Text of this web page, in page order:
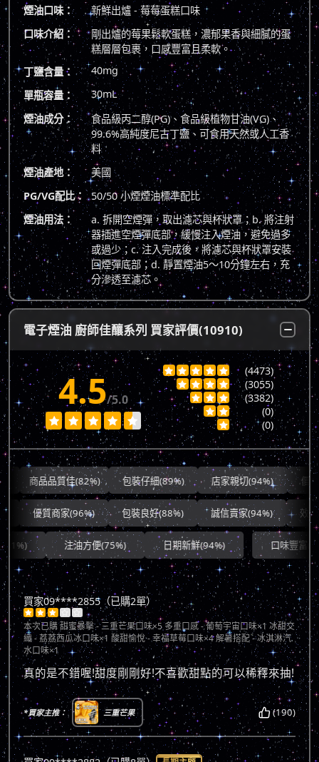
煙油口味：
新鮮出爐 - 莓莓蛋糕口味
口味介紹：
剛出爐的莓果鬆軟蛋糕，濃郁果香與細膩的蛋
糕層層包裹，口感豐富且柔軟。
丁鹽含量：
40mg
單瓶容量：
30mL
煙油成分：
食品級丙二醇(PG)、食品級植物甘油(VG)、
99.6%高純度尼古丁鹽、可食用天然或人工香
料
煙油產地：
美國
PG/VG配比：
50/50 小煙煙油標準配比
煙油用法：
a. 拆開空煙彈，取出濾芯與杯狀罩；b. 將注射
器插進空煙彈底部，緩慢注入煙油，避免過多
或過少；c. 注入完成後，將濾芯與杯狀罩安裝
回煙彈底部；d. 靜置煙油5～10分鐘左右，充
分滲透至濾芯。
電子煙油 廚師佳釀系列 買家評價(10910)
4.5/5.0
    
     (4473)
    (3055)
   (3382)
  (0)
 (0)
商品品質佳(82%) 包裝仔細(89%) 店家親切(94%) 價錢合理
優質商家(96%) 包裝良好(88%) 誠信賣家(94%) 效率極
注油方便(75%) 日期新鮮(94%) 口味豐富(83%)
買家09****2855（已購2單）
    
本次已購甜蜜暴擊 - 三重芒果口味×5 多重口感 - 葡萄宇宙口味×1 冰甜交
織 - 荔荔西瓜冰口味×1 酸甜愉悅 - 幸福草莓口味×4 解暑搭配 - 冰淇淋汽
水口味×1
真的是不錯喔!甜度剛剛好!不喜歡甜點的可以稀釋來抽!
*買家主推： 三重芒果 (190)